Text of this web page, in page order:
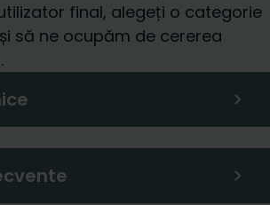
final, alegeți o categorie
să ne ocupăm de cererea